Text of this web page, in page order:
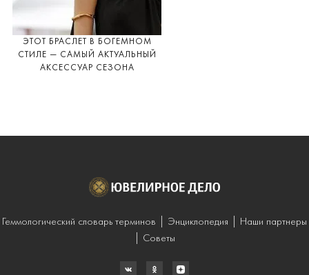
ЭТОТ БРАСЛЕТ В БОГЕМНОМ
СТИЛЕ — САМЫЙ АКТУАЛЬНЫЙ
АКСЕССУАР СЕЗОНА
Геммологический словарь терминов Энциклопедия
Наши партнеры
Советы